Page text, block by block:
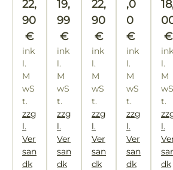
Ihr
e
m
Bi
en
en
st
an
d
kli
Ja
na
shi
a,
Ma
rin
Ko
va
cic
Regulärer Preis:
22,
90
€
ink
l.
M
wS
t.
zzg
l.
Ver
san
dk
en
vö
lk
er
un
d
Ra
lp
h
Bü
chl
er
Regulärer Preis:
19,
99
€
ink
l.
M
wS
t.
zzg
l.
Ver
san
dk
Regulärer
22,
90
€
ink
l.
M
wS
t.
zzg
l.
Ver
san
dk
,0
0
€
ink
l.
M
wS
t.
zzg
l.
Ver
san
dk
€
ink
l.
M
wS
t.
l.
dk